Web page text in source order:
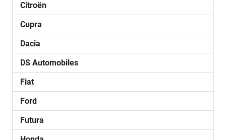
Citroën
Cupra
Dacia
DS Automobiles
Fiat
Ford
Futura